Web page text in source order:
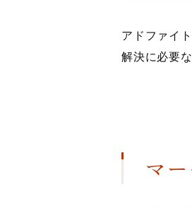
アドファイ
解決に必要
マ